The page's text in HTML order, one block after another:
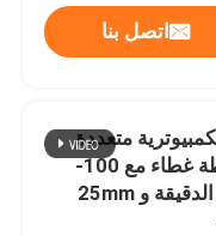
اتصل بنا
متعددة
الإبرة قفل خياطة غطاء مع 100-
1000 دورة في الدقيقة و 25mm
سمك الخياطة